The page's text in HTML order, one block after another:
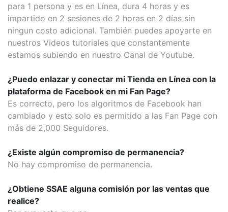
para 1 persona y es en Línea, dura 4 horas y es
impartido en 2 sesiones de 2 horas en 2 días sin
ningun costo adicional. También puedes apoyarte en
nuestros Videos tutoriales que constantemente
estamos subiendo en nuestro Canal de Youtube.
¿Puedo enlazar y conectar mi Tienda en Línea con la
plataforma de Facebook en mi Fan Page?
Es correcto, pero los algoritmos de Facebook han
cambiado y esto solo es permitido a las Fan Page con
más de 2,000 Seguidores.
¿Existe algún compromiso de permanencia?
No hay compromiso de permanencia.
¿Obtiene SSAE alguna comisión por las ventas que
realice?